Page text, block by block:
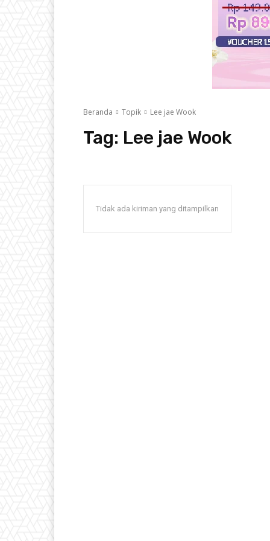
Beranda Topik Lee jae Wook
Tag: Lee jae Wook
Tidak ada kiriman yang ditampilkan